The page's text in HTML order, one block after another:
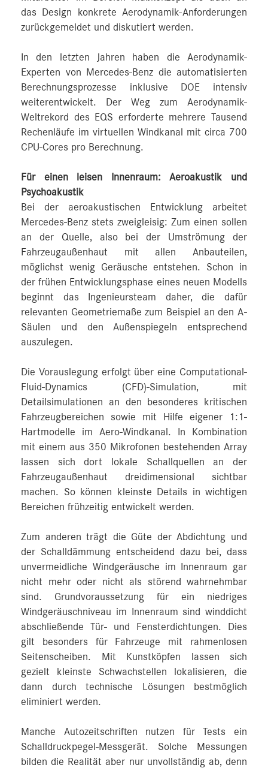
das Design konkrete Aerodynamik-Anforderungen
zurückgemeldet und diskutiert werden.
In den letzten Jahren haben die Aerodynamik-
Experten von Mercedes‑Benz die automatisierten
Berechnungsprozesse inklusive DOE intensiv
weiterentwickelt. Der Weg zum Aerodynamik-
Weltrekord des EQS erforderte mehrere Tausend
Rechenläufe im virtuellen Windkanal mit circa 700
CPU-Cores pro Berechnung.
Für einen leisen Innenraum: Aeroakustik und
Psychoakustik
Bei der aeroakustischen Entwicklung arbeitet
Mercedes‑Benz stets zweigleisig: Zum einen sollen
an der Quelle, also bei der Umströmung der
Fahrzeugaußenhaut mit allen Anbauteilen,
möglichst wenig Geräusche entstehen. Schon in
der frühen Entwicklungsphase eines neuen Modells
beginnt das Ingenieursteam daher, die dafür
relevanten Geometriemaße zum Beispiel an den A-
Säulen und den Außenspiegeln entsprechend
auszulegen.
Die Vorauslegung erfolgt über eine Computational-
Fluid-Dynamics (CFD)-Simulation, mit
Detailsimulationen an den besonderes kritischen
Fahrzeugbereichen sowie mit Hilfe eigener 1:1-
Hartmodelle im Aero-Windkanal. In Kombination
mit einem aus 350 Mikrofonen bestehenden Array
lassen sich dort lokale Schallquellen an der
Fahrzeugaußenhaut dreidimensional sichtbar
machen. So können kleinste Details in wichtigen
Bereichen frühzeitig entwickelt werden.
Zum anderen trägt die Güte der Abdichtung und
der Schalldämmung entscheidend dazu bei, dass
unvermeidliche Windgeräusche im Innenraum gar
nicht mehr oder nicht als störend wahrnehmbar
sind. Grundvoraussetzung für ein niedriges
Windgeräuschniveau im Innenraum sind winddicht
abschließende Tür- und Fensterdichtungen. Dies
gilt besonders für Fahrzeuge mit rahmenlosen
Seitenscheiben. Mit Kunstköpfen lassen sich
gezielt kleinste Schwachstellen lokalisieren, die
dann durch technische Lösungen bestmöglich
eliminiert werden.
Manche Autozeitschriften nutzen für Tests ein
Schalldruckpegel-Messgerät. Solche Messungen
bilden die Realität aber nur unvollständig ab, denn